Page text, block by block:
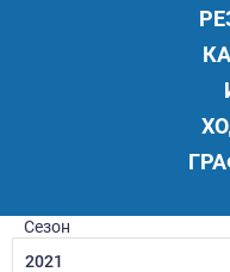
Сезон
2021